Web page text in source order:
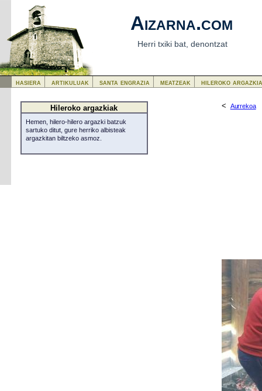
Aizarna.com
Herri txiki bat, denontzat
< Aurrekoa
Hileroko argazkiak
Hemen, hilero-hilero argazki batzuk
sartuko ditut, gure herriko albisteak
argazkitan biltzeko asmoz.
hasiera artikuluak santa engrazia meatzeak hileroko